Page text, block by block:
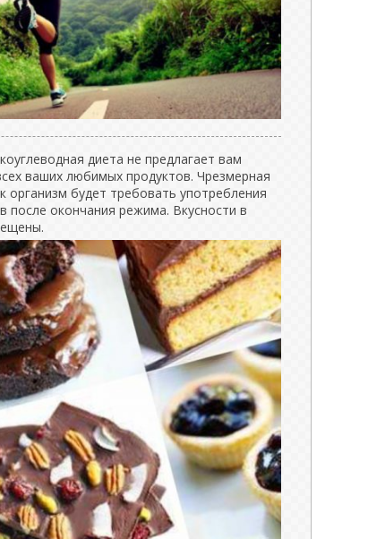
диета не предлагает вам
ваших любимых продуктов. Чрезмерная
организм будет требовать употребления
после окончания режима. Вкусности в